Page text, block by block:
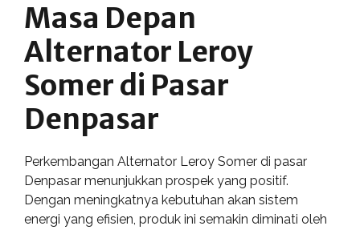
Masa Depan
Alternator Leroy
Somer di Pasar
Denpasar
Perkembangan Alternator Leroy Somer di pasar
Denpasar menunjukkan prospek yang positif.
Dengan meningkatnya kebutuhan akan sistem
energi yang efisien, produk ini semakin diminati oleh